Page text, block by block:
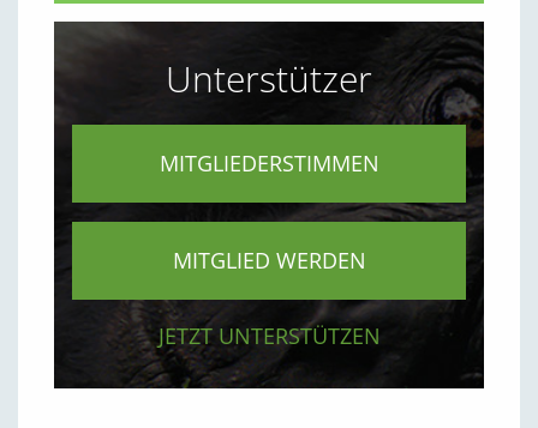
Unterstützer
MITGLIEDERSTIMMEN
MITGLIED WERDEN
JETZT UNTERSTÜTZEN